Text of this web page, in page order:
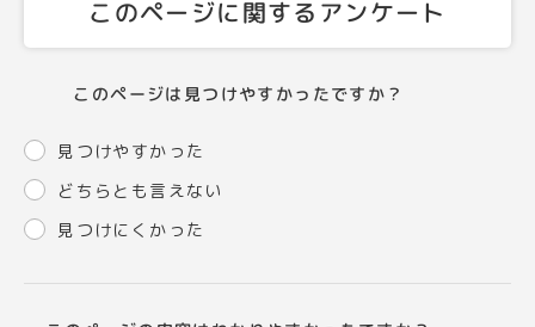
このページに関するアンケート
このページは見つけやすかったですか？
見つけやすかった
どちらとも言えない
見つけにくかった